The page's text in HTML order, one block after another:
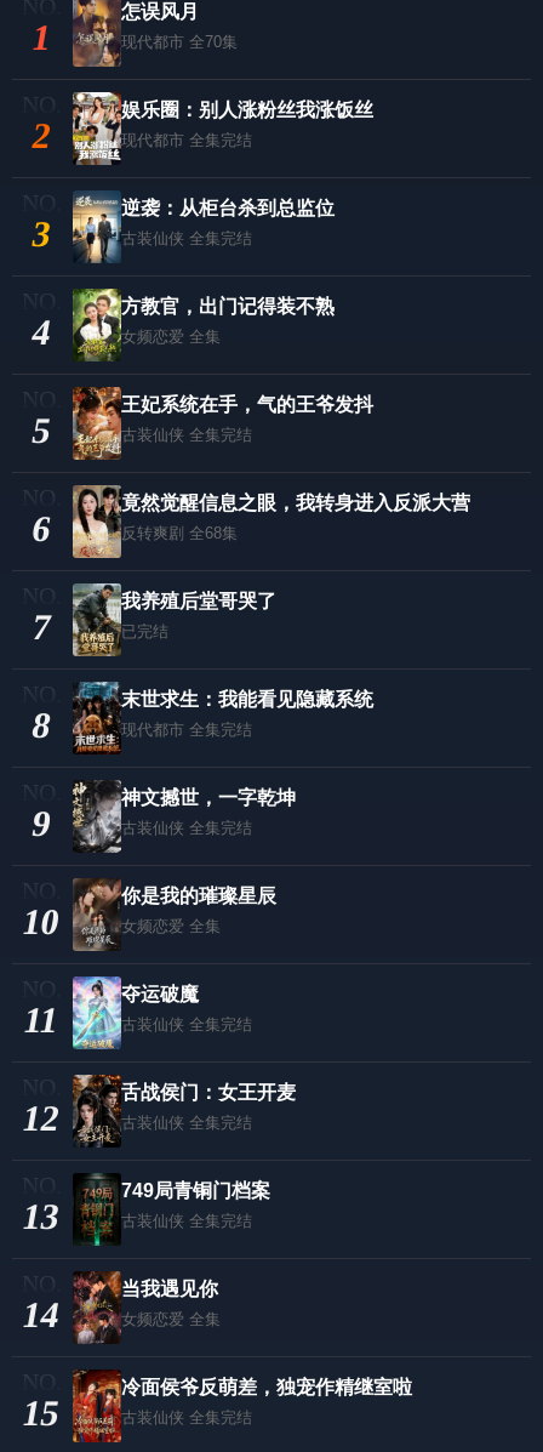
1
怎误风月
现代都市 全70集
2
娱乐圈：别人涨粉丝我涨饭丝
现代都市 全集完结
3
逆袭：从柜台杀到总监位
古装仙侠 全集完结
4
方教官，出门记得装不熟
女频恋爱 全集
5
王妃系统在手，气的王爷发抖
古装仙侠 全集完结
6
竟然觉醒信息之眼，我转身进入反派大营
反转爽剧 全68集
7
我养殖后堂哥哭了
已完结
8
末世求生：我能看见隐藏系统
现代都市 全集完结
9
神文撼世，一字乾坤
古装仙侠 全集完结
10
你是我的璀璨星辰
女频恋爱 全集
11
夺运破魔
古装仙侠 全集完结
12
舌战侯门：女王开麦
古装仙侠 全集完结
13
749局青铜门档案
古装仙侠 全集完结
14
当我遇见你
女频恋爱 全集
15
冷面侯爷反萌差，独宠作精继室啦
古装仙侠 全集完结